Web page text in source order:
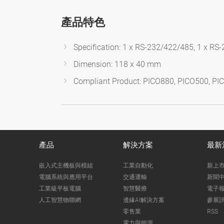
產品特色
Specification: 1 x RS-232/422/485, 1 x
Dimension: 118 x 40 mm
Compliant Product: PICO880, PICO500,
產品
嵌入式主機板與模組
電腦系統與應用平台
工業級平板電腦
人工智慧物聯網
解決方案
工業自動化
交通運輸
智慧醫療
邊緣AI解決方案
零售業
最新
新上
新聞
電子報
參展
RSS